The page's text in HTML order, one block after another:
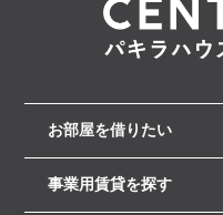
お部屋を借りたい
事業用賃貸を探す